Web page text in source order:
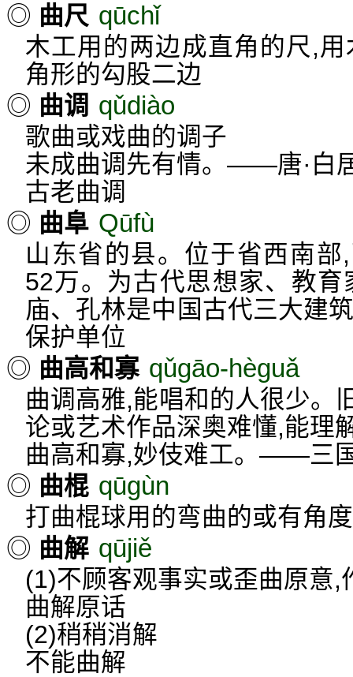
◎ 曲尺 qūchǐ
木工用的两边成直角的尺,
角形的勾股二边
◎ 曲调 qǔdiào
歌曲或戏曲的调子
未成曲调先有情。——唐·白
古老曲调
◎ 曲阜 Qūfù
山东省的县。位于省西南
52万。为古代思想家、教
庙、孔林是中国古代三大建
保护单位
◎ 曲高和寡 qǔgāo-hèguǎ
曲调高雅,能唱和的人很少。
论或艺术作品深奥难懂,能理
曲高和寡,妙伎难工。——三
◎ 曲棍 qūgùn
打曲棍球用的弯曲的或有角
◎ 曲解 qūjiě
(1)不顾客观事实或歪曲原意,
曲解原话
(2)稍稍消解
不能曲解